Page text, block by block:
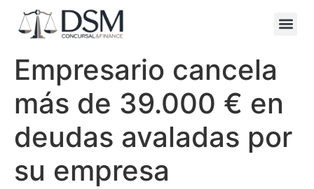
Empresario cancela
más de 39.000 € en
deudas avaladas por
su empresa